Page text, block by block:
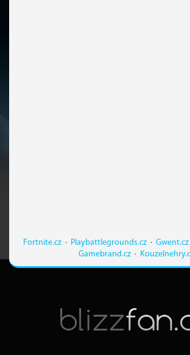
Fortnite.cz· Playbattlegrounds.cz· Gwent.cz
Gamebrand.cz ·